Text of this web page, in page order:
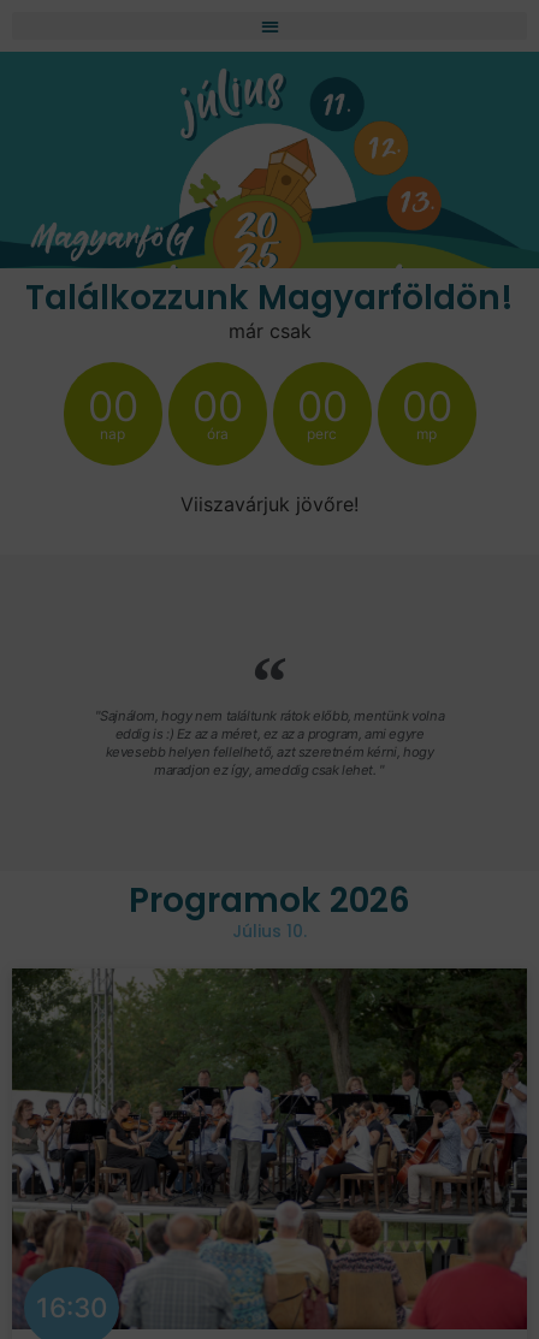
Találkozzunk Magyarföldön!
már csak
00
nap
00
óra
00
perc
00
mp
Viiszavárjuk jövőre!
"Sajnálom, hogy nem találtunk rátok előbb, mentünk volna
eddig is :) Ez az a méret, ez az a program, ami egyre
kevesebb helyen fellelhető, azt szeretném kérni, hogy
maradjon ez így, ameddig csak lehet. "
Programok 2026
Július 10.
16:30